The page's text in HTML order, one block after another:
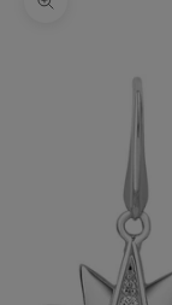
Bild vergrößern